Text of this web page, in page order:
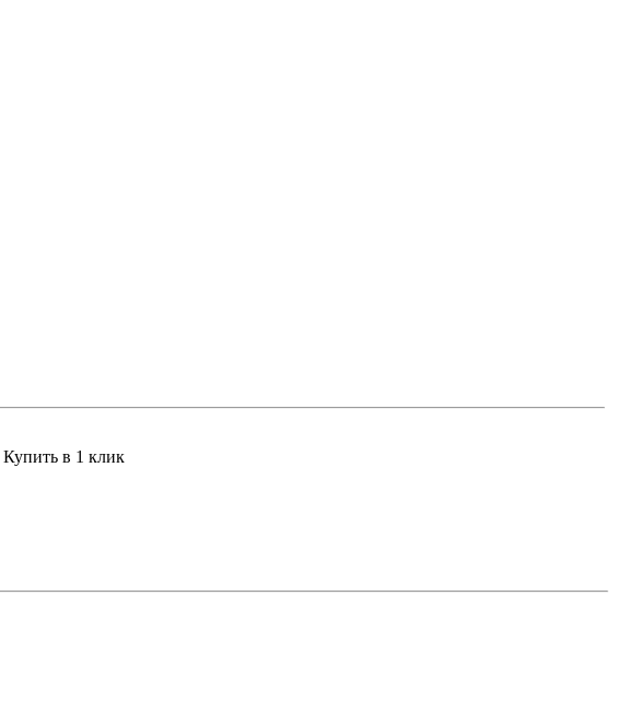
Купить в 1 клик